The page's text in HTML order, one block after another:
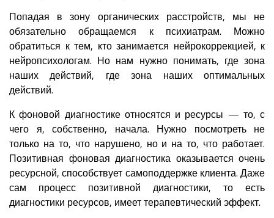
Попадая в зону органических расстройств, мы не
обязательно обращаемся к психиатрам. Можно
обратиться к тем, кто занимается нейрокоррекцией, к
нейропсихологам. Но нам нужно понимать, где зона
наших действий, где зона наших оптимальных
действий.
К фоновой диагностике относятся и ресурсы — то, с
чего я, собственно, начала. Нужно посмотреть не
только на то, что нарушено, но и на то, что работает.
Позитивная фоновая диагностика оказывается очень
ресурсной, способствует самоподдержке клиента. Даже
сам процесс позитивной диагностики, то есть
диагностики ресурсов, имеет терапевтический эффект.